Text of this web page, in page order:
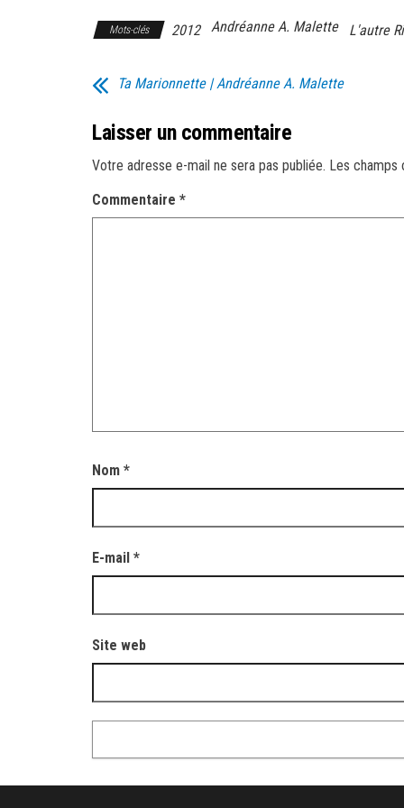
Mots-clés 2012 Andréanne A. Malette L'autre
Ta Marionnette | Andréanne A. Malette
Laisser un commentaire
Votre adresse e-mail ne sera pas publiée. Les champs
Commentaire *
Nom *
E-mail *
Site web